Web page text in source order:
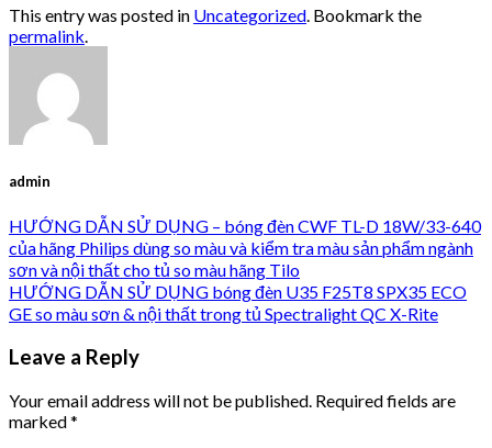
This entry was posted in Uncategorized. Bookmark the
permalink.
admin
HƯỚNG DẪN SỬ DỤNG – bóng đèn CWF TL-D 18W/33-640
của hãng Philips dùng so màu và kiểm tra màu sản phẩm ngành
sơn và nội thất cho tủ so màu hãng Tilo
HƯỚNG DẪN SỬ DỤNG bóng đèn U35 F25T8 SPX35 ECO
GE so màu sơn & nội thất trong tủ Spectralight QC X-Rite
Leave a Reply
Your email address will not be published. Required fields are
marked*